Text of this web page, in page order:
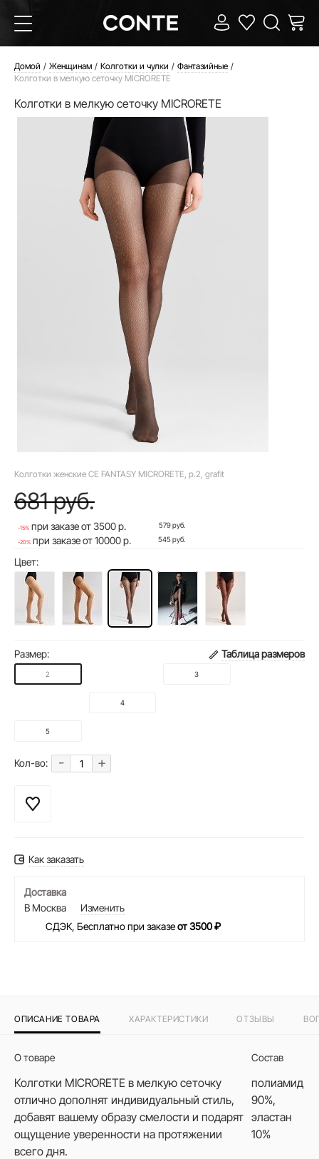
Домой Женщинам Колготки и чулки
Фантазийные
Колготки в мелкую сеточку MICRORETE
Колготки в мелкую сеточку MICRORETE
Колготки женские CE FANTASY MICRORETE, р.2, grafit
681 руб.
-15% при заказе от 3500 р. 579 руб.
-20% при заказе от 10000 р. 545 руб.
Цвет:
Размер: Таблица размеров
2 3
4
5
Кол-во: - +
Как заказать
Доставка
В Москва
Изменить
СДЭК, Бесплатно при заказеот 3500 ₽
ОПИСАНИЕ ТОВАРА ХАРАКТЕРИСТИКИ ОТЗЫВЫ
О товаре
Колготки MICRORETE в мелкую сеточку
отлично дополнят индивидуальный стиль,
добавят вашему образу смелости и подарят
ощущение уверенности на протяжении
всего дня.
Состав
полиамид
90%,
эластан
10%